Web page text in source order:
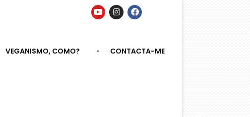
VEGANISMO, COMO? CONTACTA-ME